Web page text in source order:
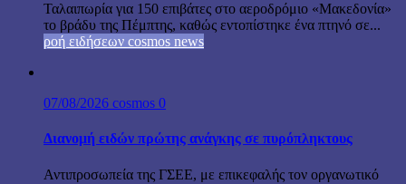
Ταλαιπωρία για 150 επιβάτες στο αεροδρόμιο «Μακεδονία»
το βράδυ της Πέμπτης, καθώς εντοπίστηκε ένα πτηνό σε...
ροή ειδήσεων cosmos news
07/08/2026 cosmos 0
Διανομή ειδών πρώτης ανάγκης σε πυρόπληκτους
Αντιπροσωπεία της ΓΣΕΕ, με επικεφαλής τον οργανωτικό